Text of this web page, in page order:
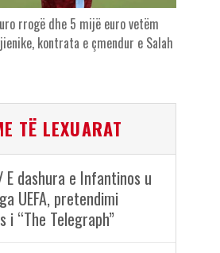
rrogë dhe 5 mijë euro vetëm
kontrata e çmendur e Salah
TË LEXUARAT
E dashura e Infantinos u
UEFA, pretendimi
i “The Telegraph”